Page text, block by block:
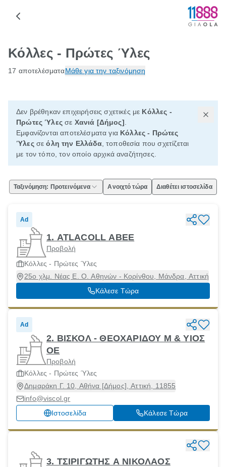
Κόλλες - Πρώτες Ύλες
17 αποτελέσματαΜάθε για την ταξινόμηση
Δεν βρέθηκαν επιχειρήσεις σχετικές με Κόλλες -
Πρώτες Ύλεςσε Χανιά [Δήμος]
Εμφανίζονται αποτελέσματα για Κόλλες - Πρώτες
Ύλεςσεόλη την Ελλάδα, τοποθεσία που σχετίζεται
με τον τόπο, τον οποίο αρχικά αναζήτησες.
Ταξινόμηση: Προτεινόμενα Ανοιχτό τώρα Διαθέτει ιστοσελίδα
Ad
1. ATLACΟLL ABEE
Προβολή
Κόλλες - Πρώτες Ύλες
25ο χλμ. Νέας E. O. Αθηνών - Κορίνθου, Μάνδρα, Αττική
Κάλεσε Τώρα
Ad
2. ΒΙΣΚΟΛ - ΘΕΟΧΑΡΙΔΟΥ Μ & ΥΙΟΣ
ΟΕ
Προβολή
Κόλλες - Πρώτες Ύλες
Δημαράκη Γ. 10, Αθήνα [Δήμος], Αττική, 11855
info@viscol.gr
Ιστοσελίδα
Κάλεσε Τώρα
3. ΤΣΙΡΙΓΩΤΗΣ Α ΝΙΚΟΛΑΟΣ